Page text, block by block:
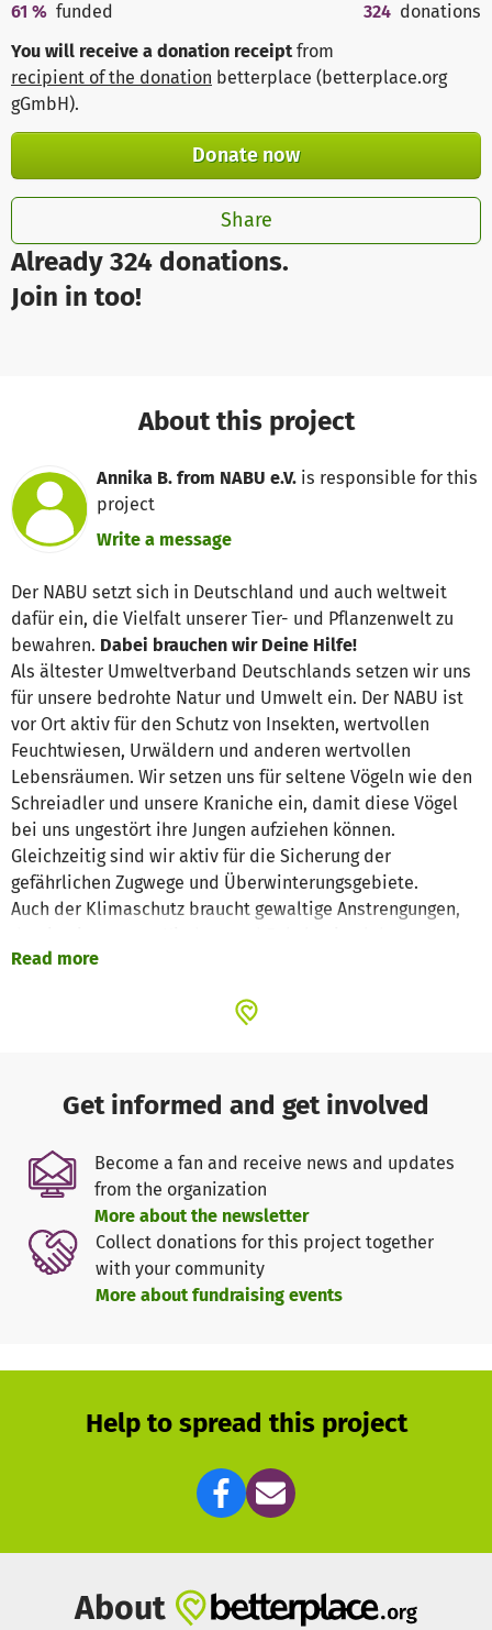
Already 324 donations.
Join in too!
61 % funded 324 donations
You will receive a donation receipt from
recipient of the donation betterplace (betterplace.org
gGmbH).
Donate now
Share
About this project
Annika B. from NABU e.V.is responsible for this
project
Write a message
Der NABU setzt sich in Deutschland und auch weltweit
dafür ein, die Vielfalt unserer Tier- und Pflanzenwelt zu
bewahren. Dabei brauchen wir Deine Hilfe!
Als ältester Umweltverband Deutschlands setzen wir uns
für unsere bedrohte Natur und Umwelt ein. Der NABU ist
vor Ort aktiv für den Schutz von Insekten, wertvollen
Feuchtwiesen, Urwäldern und anderen wertvollen
Lebensräumen. Wir setzen uns für seltene Vögeln wie den
Schreiadler und unsere Kraniche ein, damit diese Vögel
bei uns ungestört ihre Jungen aufziehen können.
Gleichzeitig sind wir aktiv für die Sicherung der
gefährlichen Zugwege und Überwinterungsgebiete.
Auch der Klimaschutz braucht gewaltige Anstrengungen,
Erde hinterlassen können.
Read more
Get informed and get involved
Become a fan and receive news and updates
from the organization
More about the newsletter
Collect donations for this project together
with your community
More about fundraising events
Help to spread this project
About